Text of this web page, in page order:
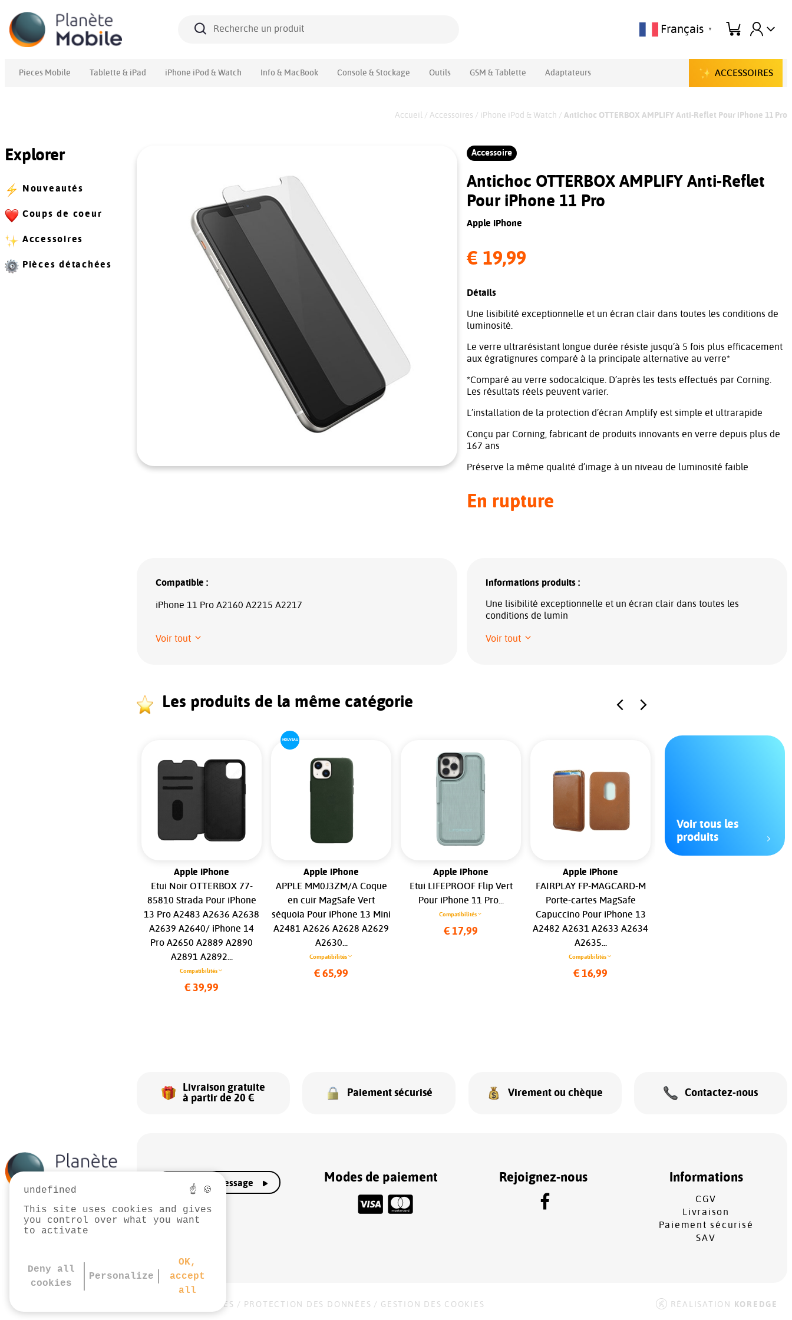
Pieces Mobile Tablette & iPad iPhone iPod & Watch Info & MacBook Console & Stockage Outils GSM & Tablette Adaptateurs ACCESSOIRES
Français ▼
Accueil / Accessoires / iPhone iPod & Watch / Antichoc OTTERBOX AMPLIFY Anti-Reflet Pour iPhone 11 Pro
Explorer
Nouveautés
Coups de coeur
Accessoires
Pièces détachées
Accessoire
Antichoc OTTERBOX AMPLIFY Anti-Reflet
Pour iPhone 11 Pro
Apple iPhone
€ 19,99
Détails
Une lisibilité exceptionnelle et un écran clair dans toutes les conditions de
luminosité.
Le verre ultrarésistant longue durée résiste jusqu’à 5 fois plus efficacement
aux égratignures comparé à la principale alternative au verre*
*Comparé au verre sodocalcique. D’après les tests effectués par Corning.
Les résultats réels peuvent varier.
L’installation de la protection d’écran Amplify est simple et ultrarapide
Conçu par Corning, fabricant de produits innovants en verre depuis plus de
167 ans
Préserve la même qualité d’image à un niveau de luminosité faible
En rupture
Compatible :
iPhone 11 Pro A2160 A2215 A2217
Voir tout
Informations produits :
Une lisibilité exceptionnelle et un écran clair dans toutes les
conditions de lumin
Voir tout
Les produits de la même catégorie
Apple iPhone
Etui Noir OTTERBOX 77-
85810 Strada Pour iPhone
13 Pro A2483 A2636 A2638
A2639 A2640/ iPhone 14
Pro A2650 A2889 A2890
A2891 A2892...
Compatibilités
€ 39,99
NOUVEAU
Apple iPhone
APPLE MM0J3ZM/A Coque
en cuir MagSafe Vert
séquoia Pour iPhone 13 Mini
A2481 A2626 A2628 A2629
A2630...
Compatibilités
€ 65,99
Apple iPhone
Etui LIFEPROOF Flip Vert
Pour iPhone 11 Pro...
Compatibilités
€ 17,99
Apple iPhone
FAIRPLAY FP-MAGCARD-M
Porte-cartes MagSafe
Capuccino Pour iPhone 13
A2482 A2631 A2633 A2634
A2635...
Compatibilités
€ 16,99
Voir tous les
produits
Livraison gratuite
à partir de 20 €
Paiement sécurisé Virement ou chèque Contactez-nous
Envoyer un message Modes de paiement Rejoignez-nous Informations
CGV
Livraison
Paiement sécurisé
SAV
MENTIONS LÉGALES / PROTECTION DES DONNÉES / GESTION DES COOKIES RÉALISATION KOREDGE
undefined
☝ 🍪
This site uses cookies and gives
you control over what you want
to activate
Deny all
cookies
Personalize
OK,
accept
all